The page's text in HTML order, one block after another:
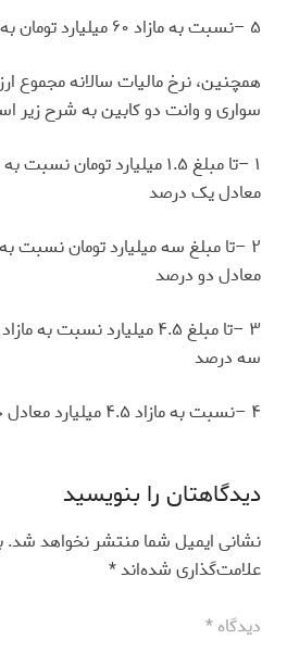
۵ –نسبت به مازاد ۶۰ میلیارد تومان به بالا پنج در هزار
همچنین، نرخ مالیات سالانه مجموع
سواری و وانت دو کابین به شرح زیر
۱ –
تا مبلغ ۱.۵ میلیارد تومان
معادل یک درصد
۲ –
معادل دو درصد
۳ –
تا مبلغ ۴.۵ میلیارد نسبت
سه درصد
۴ –نسبت به مازاد ۴.۵ میلیارد معادل چهار درصد
دیدگاهتان را بنویسید
نشانی ایمیل شما منتشر نخواهد شد.
علامت‌گذاری شده‌اند*